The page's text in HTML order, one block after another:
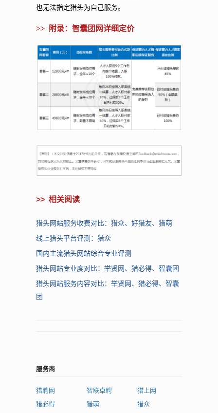
也无法指定猎头为自己服务。
>> 附录：智囊团网详细定价
>> 相关阅读
猎头网站服务收费对比：猎众、好猎友、猎萌
线上猎头平台评测：猎众
国内主流猎头网站综合专业评测
猎头网站专业度对比：举贤网、猎必得、智囊团
猎头网站服务内容对比：举贤网、猎必得、智囊
团
服务商
猎聘网 智联卓聘
猎上网
猎必得
猎萌 猎众